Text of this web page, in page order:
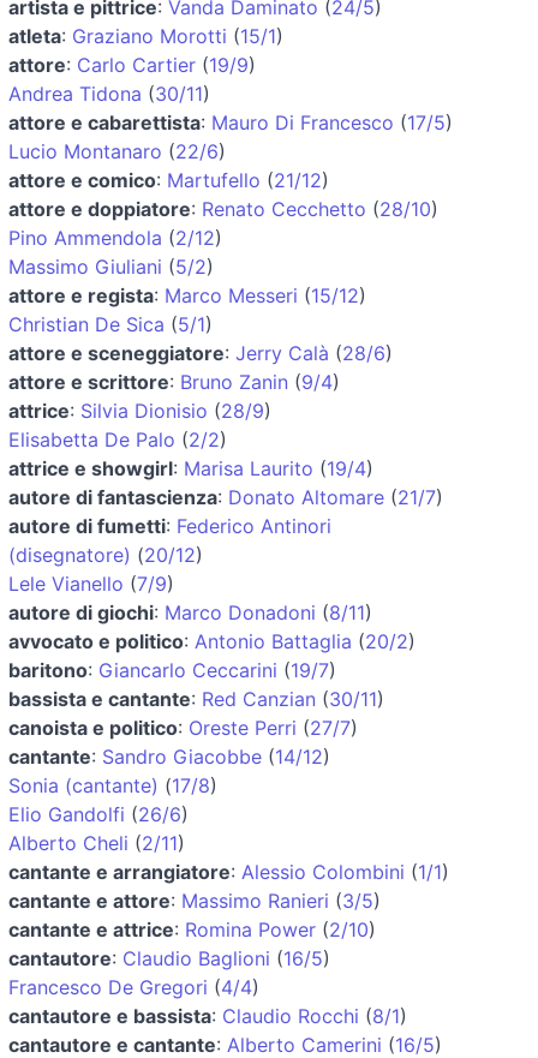
artista e pittrice: Vanda Daminato (24/5)
atleta: Graziano Morotti (15/1)
attore: Carlo Cartier (19/9)
Andrea Tidona (30/11)
attore e cabarettista: Mauro Di Francesco (17/5)
Lucio Montanaro (22/6)
attore e comico: Martufello (21/12)
attore e doppiatore: Renato Cecchetto (28/10)
Pino Ammendola (2/12)
Massimo Giuliani (5/2)
attore e regista: Marco Messeri (15/12)
Christian De Sica (5/1)
attore e sceneggiatore: Jerry Calà (28/6)
attore e scrittore: Bruno Zanin (9/4)
attrice: Silvia Dionisio (28/9)
Elisabetta De Palo (2/2)
attrice e showgirl: Marisa Laurito (19/4)
autore di fantascienza: Donato Altomare (21/7)
autore di fumetti: Federico Antinori
(disegnatore) (20/12)
Lele Vianello (7/9)
autore di giochi: Marco Donadoni (8/11)
avvocato e politico: Antonio Battaglia (20/2)
baritono: Giancarlo Ceccarini (19/7)
bassista e cantante: Red Canzian (30/11)
canoista e politico: Oreste Perri (27/7)
cantante: Sandro Giacobbe (14/12)
Sonia (cantante) (17/8)
Elio Gandolfi (26/6)
Alberto Cheli (2/11)
cantante e arrangiatore: Alessio Colombini (1/1)
cantante e attore: Massimo Ranieri (3/5)
cantante e attrice: Romina Power (2/10)
cantautore: Claudio Baglioni (16/5)
Francesco De Gregori (4/4)
cantautore e bassista: Claudio Rocchi (8/1)
cantautore e cantante: Alberto Camerini (16/5)